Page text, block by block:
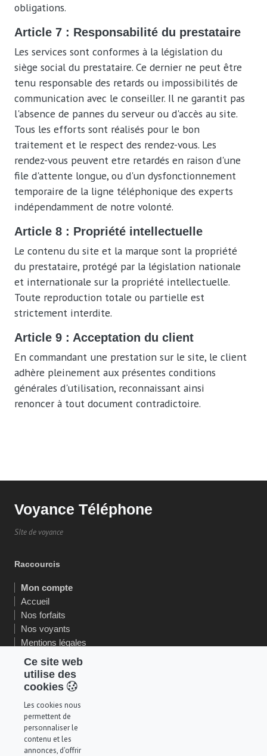
obligations.
Article 7 : Responsabilité du prestataire
Les services sont conformes à la législation du
siège social du prestataire. Ce dernier ne peut être
tenu responsable des retards ou impossibilités de
communication avec le conseiller. Il ne garantit pas
l'absence de pannes du serveur ou d'accès au site.
Tous les efforts sont réalisés pour le bon
traitement et le respect des rendez-vous. Les
rendez-vous peuvent etre retardés en raison d'une
file d'attente longue, ou d'un dysfonctionnement
temporaire de la ligne téléphonique des experts
indépendamment de notre volonté.
Article 8 : Propriété intellectuelle
Le contenu du site et la marque sont la propriété
du prestataire, protégé par la législation nationale
et internationale sur la propriété intellectuelle.
Toute reproduction totale ou partielle est
strictement interdite.
Article 9 : Acceptation du client
En commandant une prestation sur le site, le client
adhère pleinement aux présentes conditions
générales d'utilisation, reconnaissant ainsi
renoncer à tout document contradictoire.
Ce site web
utilise des
cookies
Les cookies nous
permettent de
personnaliser le
contenu et les
annonces, d'offrir
Voyance Téléphone
SIte de voyance
Raccourcis
Mon compte
Accueil
Nos forfaits
Nos voyants
Mentions légales
CGU
Nos garanties
Suivez nous
Paiement